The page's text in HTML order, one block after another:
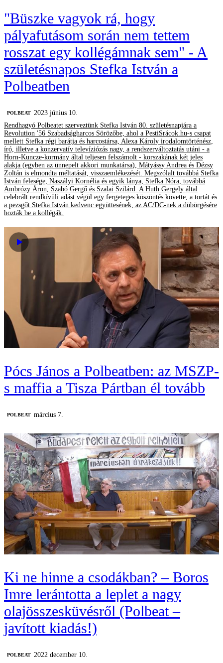
"Büszke vagyok rá, hogy
pályafutásom során nem tettem
rosszat egy kollégámnak sem" - A
születésnapos Stefka István a
Polbeatben
‎POLBEAT
2023 június 10.
Rendhagyó Polbeatet szerveztünk Stefka István 80. születésnapjára a
Revolution '56 Szabadságharcos Sörözőbe, ahol a PestiSrácok.hu-s csapat
mellett Stefka régi barátja és harcostársa, Alexa Károly irodalomtörténész,
író, illetve a konzervatív televíziózás nagy, a rendszerváltoztatás utáni - a
Horn-Kuncze-kormány által teljesen felszámolt - korszakának két jeles
alakja (egyben az ünnepelt akkori munkatársa), Mátyássy Andrea és Dézsy
Zoltán is elmondta méltatását, visszaemlékezését. Megszólalt továbbá Stefka
István felesége, Naszályi Kornélia és egyik lánya, Stefka Nóra, továbbá
Ambrózy Áron, Szabó Gergő és Szalai Szilárd. A Huth Gergely által
celebrált rendkívüli adást végül egy fergeteges köszöntés követte, a tortát és
a pezsgőt Stefka István kedvenc együttesének, az AC/DC-nek a dübörgésére
hozták be a kollégák.
Pócs János a Polbeatben: az MSZP-
s maffia a Tisza Pártban él tovább
‎POLBEAT március 7.
Ki ne hinne a csodákban? – Boros
Imre lerántotta a leplet a nagy
olajösszesküvésről (Polbeat –
javított kiadás!)
‎POLBEAT 2022 december 10.